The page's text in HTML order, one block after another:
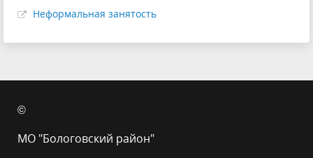
Неформальная занятость
©
МО "Бологовский район"